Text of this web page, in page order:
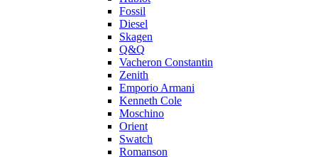
Fossil
Diesel
Skagen
Q&Q
Vacheron Constantin
Zenith
Emporio Armani
Kenneth Cole
Moschino
Orient
Swatch
Romanson